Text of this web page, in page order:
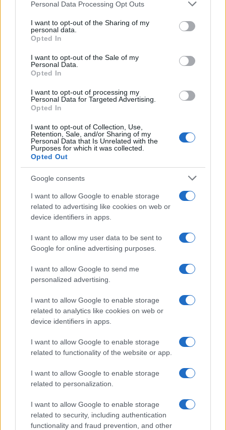
not limited to your visit or usage behaviour. You may click to
grant or deny consent to Google and its third-party tags to
use your data for below specified purposes in below Google
consent section.
Personal Data Processing Opt Outs
I want to opt-out of the Sharing of my
personal data.
Opted In
I want to opt-out of the Sale of my
Personal Data.
Opted In
I want to opt-out of processing my
Personal Data for Targeted Advertising.
Opted In
I want to opt-out of Collection, Use,
Retention, Sale, and/or Sharing of my
Personal Data that Is Unrelated with the
Purposes for which it was collected.
Opted Out
Google consents
I want to allow Google to enable storage
related to advertising like cookies on web or
device identifiers in apps.
I want to allow my user data to be sent to
Google for online advertising purposes.
I want to allow Google to send me
personalized advertising.
I want to allow Google to enable storage
related to analytics like cookies on web or
device identifiers in apps.
I want to allow Google to enable storage
related to functionality of the website or app.
I want to allow Google to enable storage
related to personalization.
I want to allow Google to enable storage
related to security, including authentication
functionality and fraud prevention, and other
izredno neugodnih voznim razmerah na cestah, od
doma pa naj se odpravijo le v nujnih primerih.
Opozorilo:Po 297. členu Kazenskega zakonika je
posameznik kazensko odgovoren za javno spodbujanje
sovraštva, nasilja ali nestrpnosti. Komentarji z žaljivimi,
rasističnimi, diskriminatornimi ali nezakonitimi vsebinami bodo
odstranjeni. Pravila komentiranja →
Failed to fetch
Kategorije: Policijsko poročilo
Policijsko poročilo, 7. 8. 2026 Policijsko poročilo, 6. 8. 2026
Policijsko poročilo, 5. 8. 2026 Policijsko poročilo, 4. 8. 2026